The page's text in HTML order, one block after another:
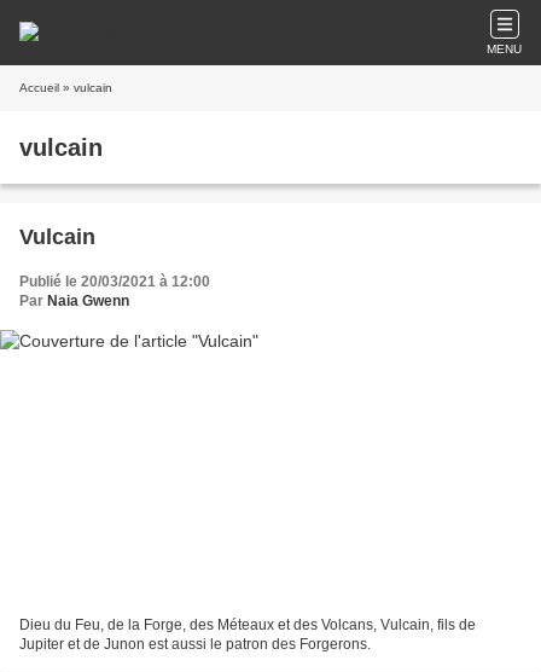
MENU
Accueil » vulcain
vulcain
Vulcain
Publié le 20/03/2021 à 12:00
Par Naia Gwenn
Dieu du Feu, de la Forge, des Méteaux et des Volcans, Vulcain, fils de
Jupiter et de Junon est aussi le patron des Forgerons.